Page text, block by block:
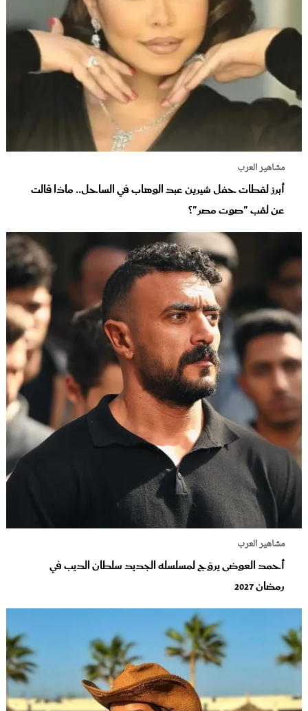
مشاهير العرب
أبرز لقطات حفل شيرين عبد الوهاب في الساحل.. ماذا قالت
عن لقب "صوت مصر"؟
مشاهير العرب
أحمد العوضى يروّج لمسلسله الجديد سلطان الديب في
رمضان 2027